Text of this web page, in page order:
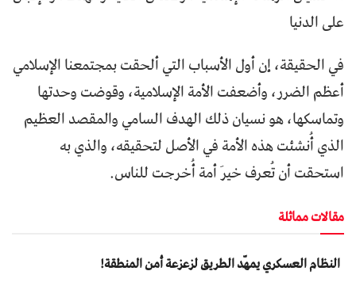
على الدنيا
في الحقيقة، إن أول الأسباب التي ألحقت بمجتمعنا الإسلامي
أعظم الضرر، وأضعفت الأمة الإسلامية، وقوضت وحدتها
وتماسكها، هو نسيان ذلك الهدف السامي والمقصد العظيم
الذي أُنشئت هذه الأمة في الأصل لتحقيقه، والذي به
استحقت أن تُعرف خيرَ أمة أُخرجت للناس.
مقالات مماثلة
النظام العسكري يمهّد الطريق لزعزعة أمن المنطقة!